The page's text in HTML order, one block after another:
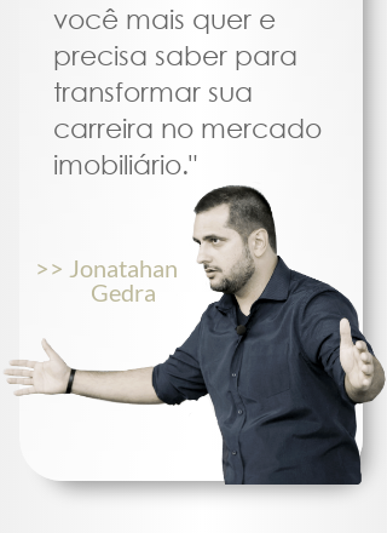
>> Jonatahan
Gedra
você mais quer e
precisa saber para
transformar sua
carreira no mercado
imobiliário."